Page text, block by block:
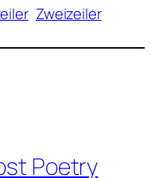
Zweizeiler
Poetry